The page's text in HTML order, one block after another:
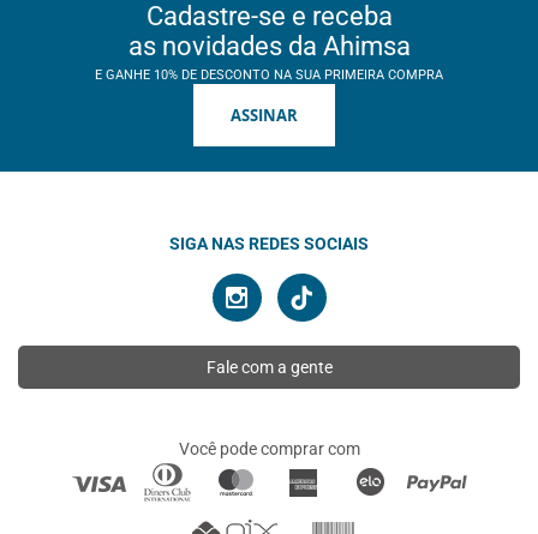
Cadastre-se e receba
as novidades da Ahimsa
E GANHE 10% DE DESCONTO NA SUA PRIMEIRA COMPRA
ASSINAR
SIGA NAS REDES SOCIAIS
Fale com a gente
Você pode comprar com